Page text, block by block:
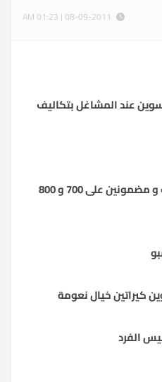
عند المشاغل بتكاليف
على 700 و 800
كيراتين خيال نعومة
الفرد